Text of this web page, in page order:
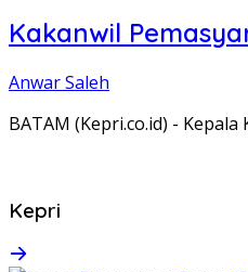
Kakanwil
Anwar Saleh
BATAM (Kepri.co.id) -
Kepri